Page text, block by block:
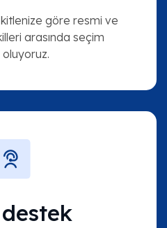
göre resmi ve
arasında seçim
oluyoruz.